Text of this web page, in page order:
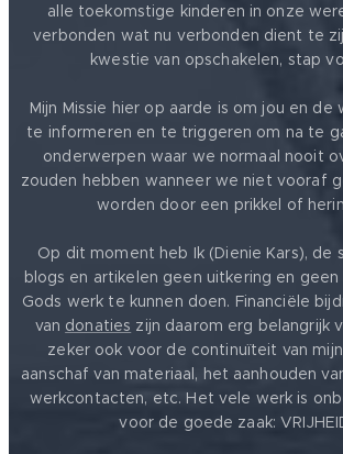
alle toekomstige kinderen in onze
verbonden wat nu verbonden dient te
kwestie van opschakelen, stap
Mijn Missie hier op aarde is om jou en de
te informeren en te triggeren om na te
onderwerpen waar we normaal nooit
zouden hebben wanneer we niet vooraf
worden door een prikkel of
Op dit moment heb Ik (Dienie Kars), de
blogs en artikelen geen uitkering en
Gods werk te kunnen doen. Financiële
van donaties zijn daarom erg belangrijk
zeker ook voor de continuïteit van
aanschaf van materiaal, het aanhouden
werkcontacten, etc. Het vele werk is
voor de goede zaak: